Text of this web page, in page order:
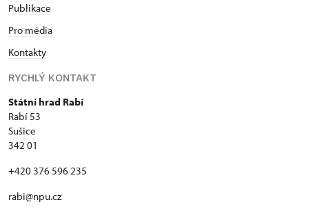
Publikace
Pro média
Kontakty
RYCHLÝ KONTAKT
Státní hrad Rabí
Rabí 53
Sušice
342 01
+420 376 596 235
rabi@npu.cz